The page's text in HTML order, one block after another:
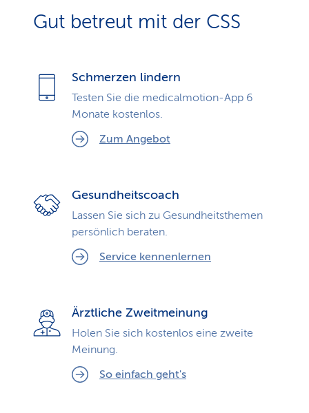
Gut betreut mit der CSS
Schmerzen lindern
Testen Sie die medicalmotion-App 6
Monate kostenlos.
Zum Angebot
Gesundheitscoach
Lassen Sie sich zu Gesundheits­themen
persönlich beraten.
Service kennenlernen
Ärztliche Zweitmeinung
Holen Sie sich kostenlos eine zweite
Meinung.
So einfach geht's